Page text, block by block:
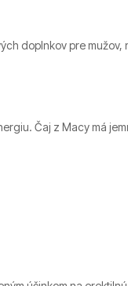
doplnkov pre mužov,
Čaj z Macy má